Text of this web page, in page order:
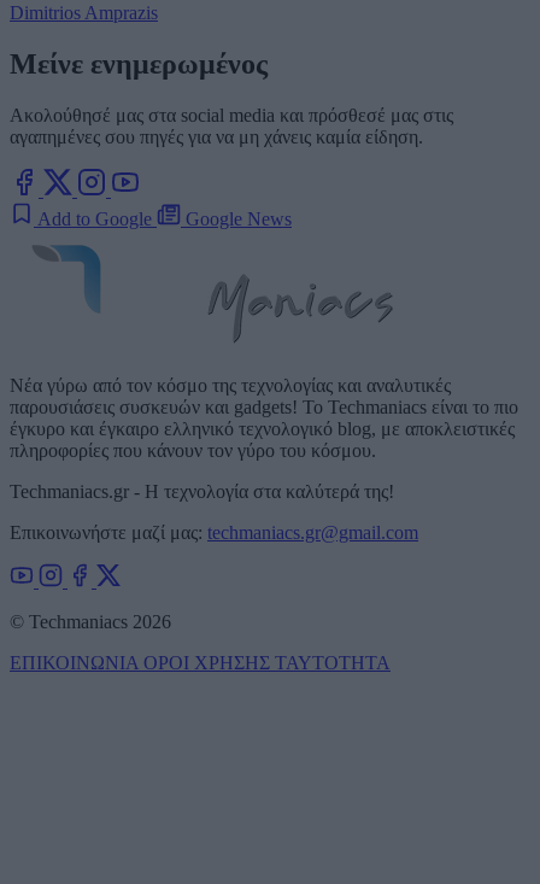
Dimitrios Amprazis
Μείνε ενημερωμένος
Ακολούθησέ μας στα social media και πρόσθεσέ μας στις
αγαπημένες σου πηγές για να μη χάνεις καμία είδηση.
Add to Google Google News
Νέα γύρω από τον κόσμο της τεχνολογίας και αναλυτικές
παρουσιάσεις συσκευών και gadgets! Το Techmaniacs είναι το πιο
έγκυρο και έγκαιρο ελληνικό τεχνολογικό blog, με αποκλειστικές
πληροφορίες που κάνουν τον γύρο του κόσμου.
Techmaniacs.gr - Η τεχνολογία στα καλύτερά της!
Επικοινωνήστε μαζί μας: techmaniacs.gr@gmail.com
© Techmaniacs 2026
ΕΠΙΚΟΙΝΩΝΙΑ ΟΡΟΙ ΧΡΗΣΗΣ ΤΑΥΤΟΤΗΤΑ